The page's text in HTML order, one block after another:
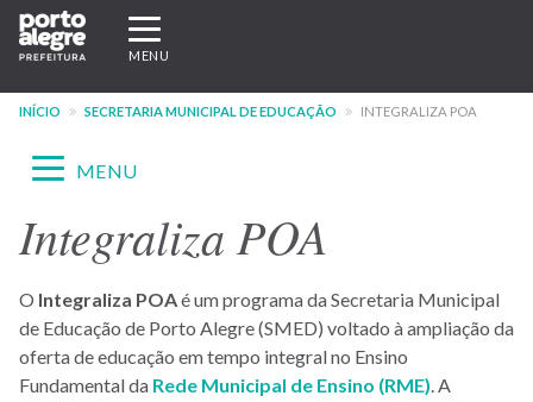
Pular
para
conteúdo
Expandir/recolher
navegação
MENU
INÍCIO SECRETARIA MUNICIPAL DE EDUCAÇÃO INTEGRALIZA POA
Menu
site
SMED
Expandir/recolher
MENU
Integraliza POA
O Integraliza POAé um programa da Secretaria Municipal
de Educação de Porto Alegre (SMED) voltado à ampliação da
oferta de educação em tempo integral no Ensino
Fundamental da Rede Municipal de Ensino (RME). A